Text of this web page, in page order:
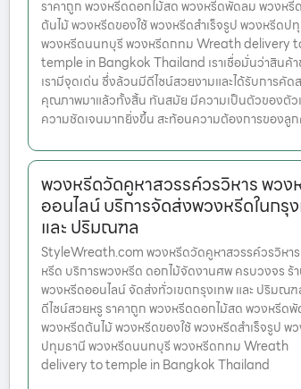
ราคาถูก พวงหรีดดอกไม้สด พวงหรีดพัดลม พวงหรีด
ต้นไม้ พวงหรีดของใช้ พวงหรีดสำเร็จรูป พวงหรีดป
พวงหรีดนนทบุรี พวงหรีดกทม Wreath delivery
temple in Bangkok Thailand เราเชื่อมั่นว่าสินค้
เรามีจุดเด่น ซึ่งล้วนมีดีไซน์สวยงามและได้รับการคัด
คุณภาพมาแล้วทั้งสิ้น ทันสมัย มีความเป็นตัวของตัว
ความชัดเจนมากยิ่งขึ้น สะท้อนความต้องการของลู
พวงหรีดวัดคูหาสวรรค์วรวิหาร พวง
ออนไลน์ บริการจัดส่งพวงหรีดในกรุ
และ ปริมณฑล
StyleWreath.com พวงหรีดวัดคูหาสวรรค์วรวิหาร
หรีด บริการพวงหรีด ดอกไม้จัดงานศพ ครบวงจร ร้
พวงหรีดออนไลน์ จัดส่งทั่วเขตกรุงเทพ และ ปริมณฑ
ดีไซน์สวยหรู ราคาถูก พวงหรีดดอกไม้สด พวงหรีด
พวงหรีดต้นไม้ พวงหรีดของใช้ พวงหรีดสำเร็จรูป พ
ปทุมธานี พวงหรีดนนทบุรี พวงหรีดกทม Wreath
delivery to temple in Bangkok Thailand